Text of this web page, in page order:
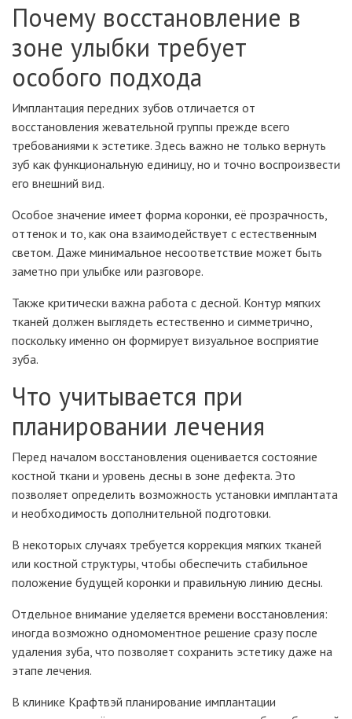
Почему восстановление в
зоне улыбки требует
особого подхода
Имплантация передних зубов отличается от
восстановления жевательной группы прежде всего
требованиями к эстетике. Здесь важно не только вернуть
зуб как функциональную единицу, но и точно воспроизвести
его внешний вид.
Особое значение имеет форма коронки, её прозрачность,
оттенок и то, как она взаимодействует с естественным
светом. Даже минимальное несоответствие может быть
заметно при улыбке или разговоре.
Также критически важна работа с десной. Контур мягких
тканей должен выглядеть естественно и симметрично,
поскольку именно он формирует визуальное восприятие
зуба.
Что учитывается при
планировании лечения
Перед началом восстановления оценивается состояние
костной ткани и уровень десны в зоне дефекта. Это
позволяет определить возможность установки имплантата
и необходимость дополнительной подготовки.
В некоторых случаях требуется коррекция мягких тканей
или костной структуры, чтобы обеспечить стабильное
положение будущей коронки и правильную линию десны.
Отдельное внимание уделяется времени восстановления:
иногда возможно одномоментное решение сразу после
удаления зуба, что позволяет сохранить эстетику даже на
этапе лечения.
В клинике Крафтвэй планирование имплантации